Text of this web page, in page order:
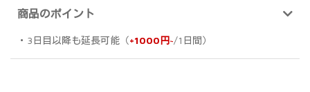
商品のポイント
・3日目以降も延長可能（+1000円~/1日間）